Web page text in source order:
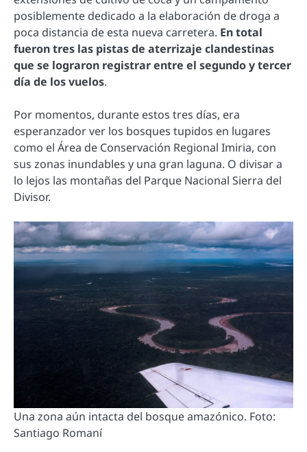
posiblemente dedicado a la elaboración de droga a
poca distancia de esta nueva carretera. En total
fueron tres las pistas de aterrizaje clandestinas
que se lograron registrar entre el segundo y tercer
día de los vuelos.
Por momentos, durante estos tres días, era
esperanzador ver los bosques tupidos en lugares
como el Área de Conservación Regional Imiria, con
sus zonas inundables y una gran laguna. O divisar a
lo lejos las montañas del Parque Nacional Sierra del
Divisor.
Una zona aún intacta del bosque amazónico. Foto:
Santiago Romaní